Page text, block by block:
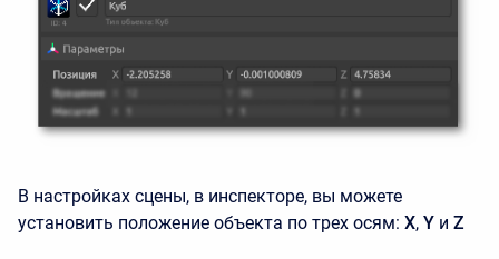
В настройках сцены, в инспекторе, вы можете
установить положение объекта по трех осям: X, Y и Z